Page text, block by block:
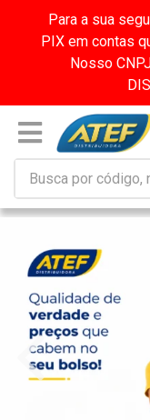
Para a sua
PIX em contas
Nosso